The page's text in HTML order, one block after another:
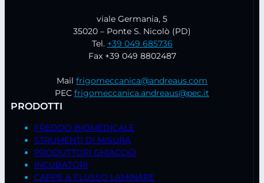
viale Germania, 5
35020 – Ponte S. Nicolò (PD)
Tel. +39 049 685736
Fax +39 049 8802487
Mail frigomeccanica@andreaus.com
PEC frigomeccanica.andreaus@pec.it
PRODOTTI
FREDDO BIOMEDICALE
STRUMENTI DI MISURA
PRODUTTORI GHIACCIO
INCUBATORI
CAPPE A FLUSSO LAMINARE